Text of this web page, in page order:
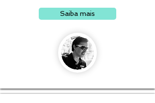
Saiba mais